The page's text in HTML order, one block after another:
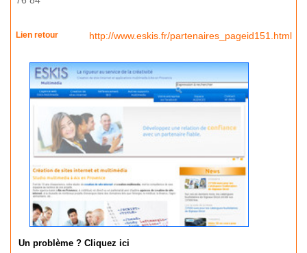
Lien retour http://www.eskis.fr/partenaires_pageid151.html
Un problème ? Cliquez ici